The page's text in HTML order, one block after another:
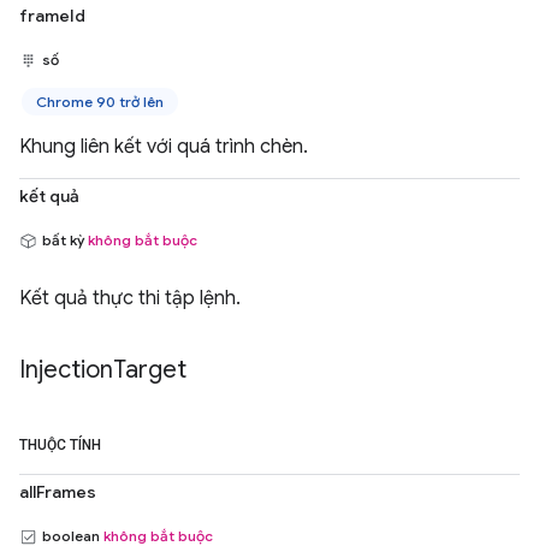
frameId
số
Chrome 90 trở lên
Khung liên kết với quá trình chèn.
kết quả
bất kỳkhông bắt buộc
Kết quả thực thi tập lệnh.
InjectionTarget
THUỘC TÍNH
allFrames
boolean không bắt buộc